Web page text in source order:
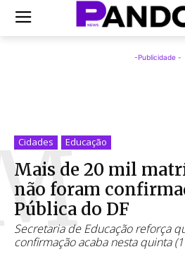
-Publicidade -
Cidades Educação
Mais de 20 mil
não foram
Pública do DF
Secretaria de Educação reforça
confirmação acaba nesta quinta